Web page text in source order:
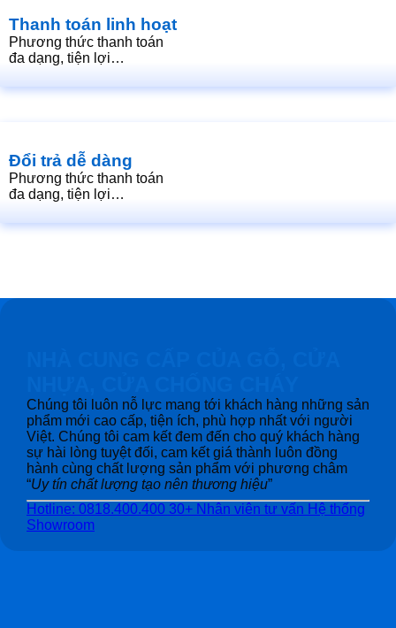
Thanh toán linh hoạt
Phương thức thanh toán
đa dạng, tiện lợi…
Đổi trả dễ dàng
Phương thức thanh toán
đa dạng, tiện lợi…
Chúng tôi luôn nỗ lực mang tới khách hàng những sản
phẩm mới cao cấp, tiện ích, phù hợp nhất với người
Việt. Chúng tôi cam kết đem đến cho quý khách hàng
sự hài lòng tuyệt đối, cam kết giá thành luôn đồng
hành cùng chất lượng sản phẩm với phương châm
“Uy tín chất lượng tạo nên thương hiệu”
Hotline: 0818.400.400 30+ Nhân viên tư vấn Hệ thống
Showroom